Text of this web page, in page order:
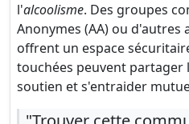
l'alcoolisme. Des groupes
Anonymes (AA) ou d'autres
offrent un espace
touchées peuvent partager
soutien et s'entraider